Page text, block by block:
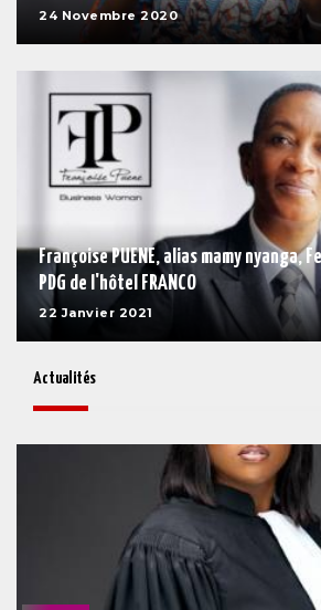
24 Novembre 2020
Françoise PUENE, alias mamy nyanga,
PDG de l'hôtel FRANCO
22 Janvier 2021
Actualités